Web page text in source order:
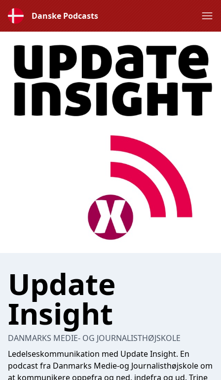
Danske Podcasts
Update
Insight
DANMARKS MEDIE- OG JOURNALISTHØJSKOLE
Ledelseskommunikation med Update Insight. En
podcast fra Danmarks Medie-og Journalisthøjskole om
at kommunikere oppefra og ned, indefra og ud. Trine